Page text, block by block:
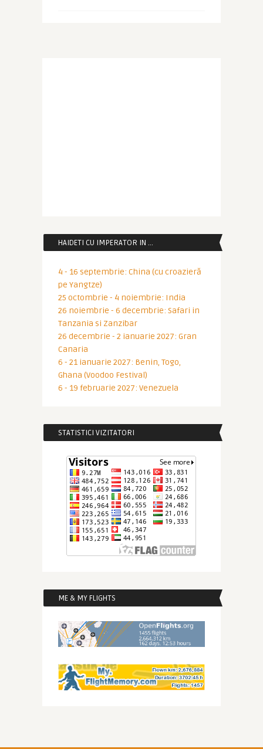
HAIDETI CU IMPERATOR IN …
4 - 16 septembrie: China (cu croazieră
pe Yangtze)
25 octombrie - 4 noiembrie: India
26 noiembrie - 6 decembrie: Safari in
Tanzania si Zanzibar
26 decembrie - 2 ianuarie 2027: Gran
Canaria
6 - 21 ianuarie 2027: Benin, Togo,
Ghana (Voodoo Festival)
6 - 19 februarie 2027: Venezuela
STATISTICI VIZITATORI
ME & MY FLIGHTS